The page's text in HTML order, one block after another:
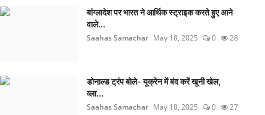
बांग्लादेश पर भारत ने आर्थिक स्ट्राइक करते हुए आने
वाले...
Saahas Samachar May 18, 2025 0 28
डोनाल्ड ट्रंप बोले- यूक्रेन में बंद करें खूनी खेल,
व्ला...
Saahas Samachar May 18, 2025 0 27